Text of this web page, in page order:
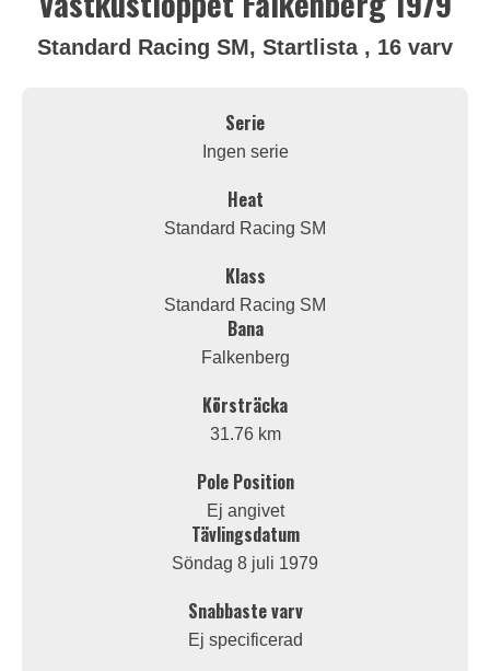
Standard Racing SM, Startlista , 16 varv
Serie
Ingen serie
Heat
Standard Racing SM
Klass
Standard Racing SM
Bana
Falkenberg
Körsträcka
31.76 km
Pole Position
Ej angivet
Tävlingsdatum
Söndag 8 juli 1979
Snabbaste varv
Ej specificerad